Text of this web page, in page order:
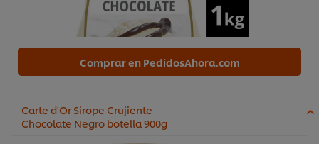
Comprar en PedidosAhora.com
Carte d'Or Sirope Crujiente
Chocolate Negro botella 900g